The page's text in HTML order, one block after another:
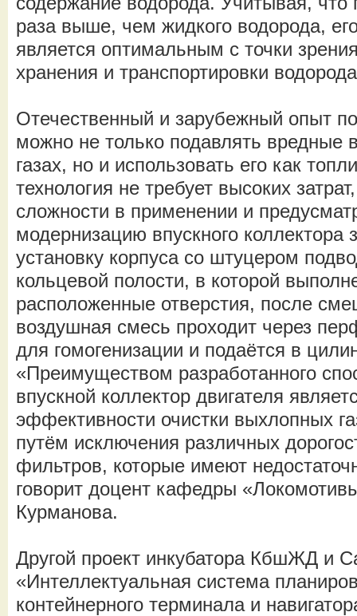
раза выше, чем жидкого водорода,
является оптимальным с точки
хранения и транспортировки
Отечественный и зарубежный опыт
можно не только подавлять вредные
газах, но и использовать его как
технология не требует высоких
сложности в применении и
модернизацию впускного коллектора
установку корпуса со штуцером
кольцевой полости, в которой
расположенные отверстия, после
воздушная смесь проходит через
для гомогенизации и подаётся в
«Преимуществом разработанного
впускной коллектор двигателя
эффективности очистки выхлопных
путём исключения различных
фильтров, которые имеют
говорит доцент кафедры
Курманова.
Другой проект инкубатора КбшЖД и
«Интеллектуальная система
контейнерного терминала и